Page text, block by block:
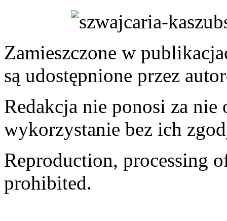
Zamieszczone w
są udostępnione przez
Redakcja nie ponosi za
wykorzystanie bez ich
Reproduction, processing
prohibited.